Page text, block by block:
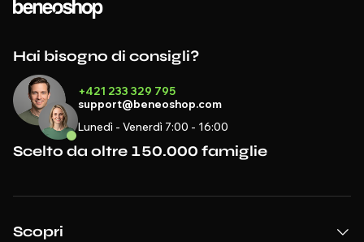
Hai bisogno di consigli?
+421 233 329 795
support@beneoshop.com
Lunedì - Venerdì 7:00 - 16:00
Scelto da oltre 150.000 famiglie
Scopri